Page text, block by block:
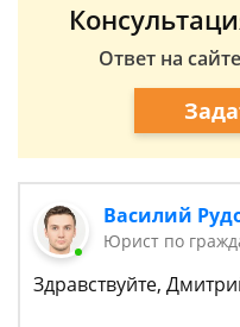
Ответ на
Василий
Юрист по
Здравствуйте,